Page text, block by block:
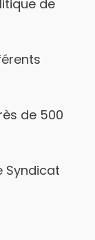
de
de 500
Syndicat